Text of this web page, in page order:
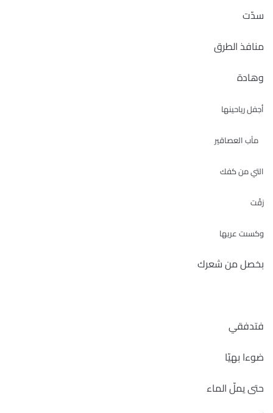
سدّت
منافذ الطرق
وهادة
أجفل رياحينها
مآب العصاقير
التي من كفك
زقّت
وكسىت عريها
بخصل من شعرك
فتدفقي
ضوءا بهيّا
حتى يملّ الماء